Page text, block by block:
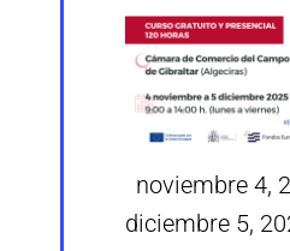
Destacado
noviembre 4,
diciembre 5,